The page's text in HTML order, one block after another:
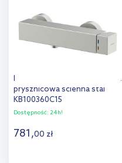
porównania
Kronenbach Quara 3.0 bateria
prysznicowa ścienna stal
KB100360C15
Dostępność: 24h!
781,00 zł